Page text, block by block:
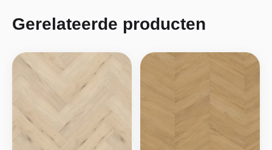
Gerelateerde producten